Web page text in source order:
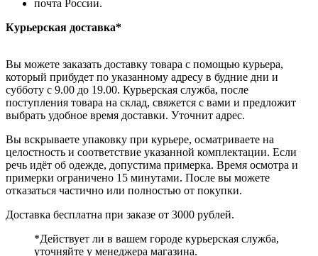
почта России.
Курьерская доставка*
Вы можете заказать доставку товара с помощью курьера,
который прибудет по указанному адресу в будние дни и
субботу с 9.00 до 19.00. Курьерская служба, после
поступления товара на склад, свяжется с вами и предложит
выбрать удобное время доставки. Уточнит адрес.
Вы вскрываете упаковку при курьере, осматриваете на
целостность и соответствие указанной комплектации. Если
речь идёт об одежде, допустима примерка. Время осмотра и
примерки ограничено 15 минутами. После вы можете
отказаться частично или полностью от покупки.
Доставка бесплатна при заказе от 3000 рублей.
*Действует ли в вашем городе курьерская служба,
уточняйте у менеджера магазина.